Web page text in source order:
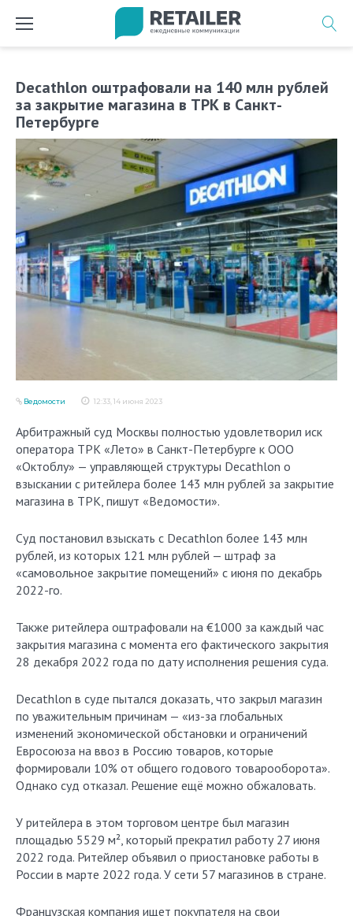
Decathlon оштрафовали на 140 млн рублей
за закрытие магазина в ТРК в Санкт-
Петербурге
12:33, 14 июня 2023
Ведомости
Арбитражный суд Москвы полностью удовлетворил иск
оператора ТРК «Лето» в Санкт-Петербурге к ООО
«Октоблу» — управляющей структуры Decathlon о
взыскании с ритейлера более 143 млн рублей за закрытие
магазина в ТРК, пишут «Ведомости».
Суд постановил взыскать с Decathlon более 143 млн
рублей, из которых 121 млн рублей — штраф за
«самовольное закрытие помещений» с июня по декабрь
2022-го.
Также ритейлера оштрафовали на €1000 за каждый час
закрытия магазина с момента его фактического закрытия
28 декабря 2022 года по дату исполнения решения суда.
Decathlon в суде пытался доказать, что закрыл магазин
по уважительным причинам — «из-за глобальных
изменений экономической обстановки и ограничений
Евросоюза на ввоз в Россию товаров, которые
формировали 10% от общего годового товарооборота».
Однако суд отказал. Решение ещё можно обжаловать.
У ритейлера в этом торговом центре был магазин
площадью 5529 м², который прекратил работу 27 июня
2022 года. Ритейлер объявил о приостановке работы в
России в марте 2022 года. У сети 57 магазинов в стране.
Французская компания ищет покупателя на свои